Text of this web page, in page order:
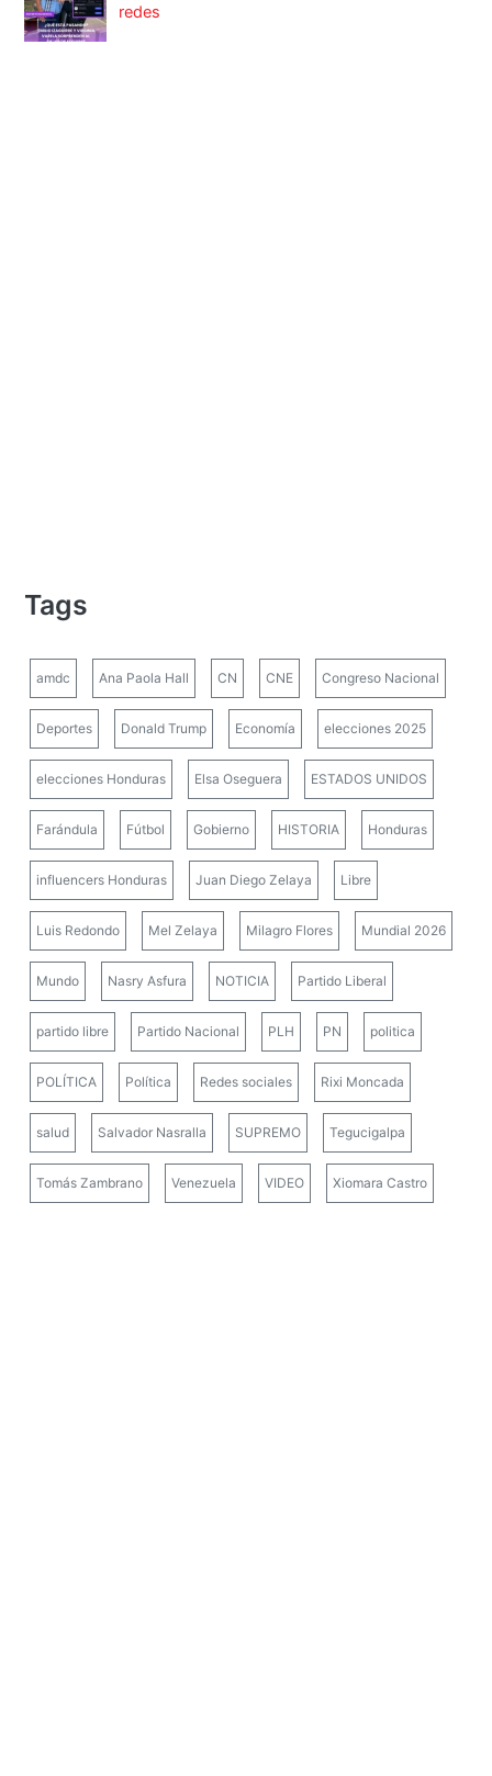
redes
Tags
amdc Ana Paola Hall CN CNE Congreso Nacional
Deportes Donald Trump Economía elecciones 2025
elecciones Honduras Elsa Oseguera ESTADOS UNIDOS
Farándula Fútbol Gobierno HISTORIA Honduras
influencers Honduras Juan Diego Zelaya Libre
Luis Redondo Mel Zelaya Milagro Flores Mundial 2026
Mundo Nasry Asfura NOTICIA Partido Liberal
partido libre Partido Nacional PLH PN politica
POLÍTICA Política Redes sociales Rixi Moncada
salud Salvador Nasralla SUPREMO Tegucigalpa
Tomás Zambrano Venezuela VIDEO Xiomara Castro